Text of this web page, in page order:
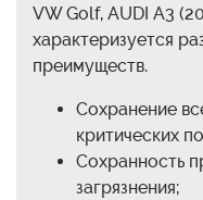
VW Golf, AUDI A3
характеризуется
преимуществ.
Сохранение
критических
Сохранность
загрязнения;